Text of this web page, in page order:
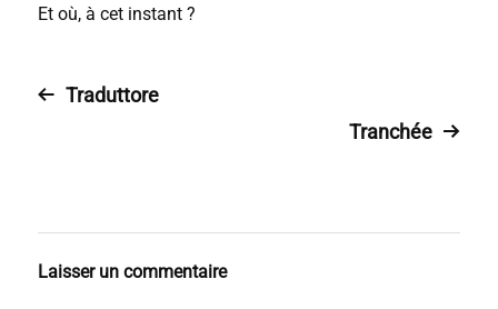
Et où, à cet instant ?
Traduttore
Tranchée
Laisser un commentaire